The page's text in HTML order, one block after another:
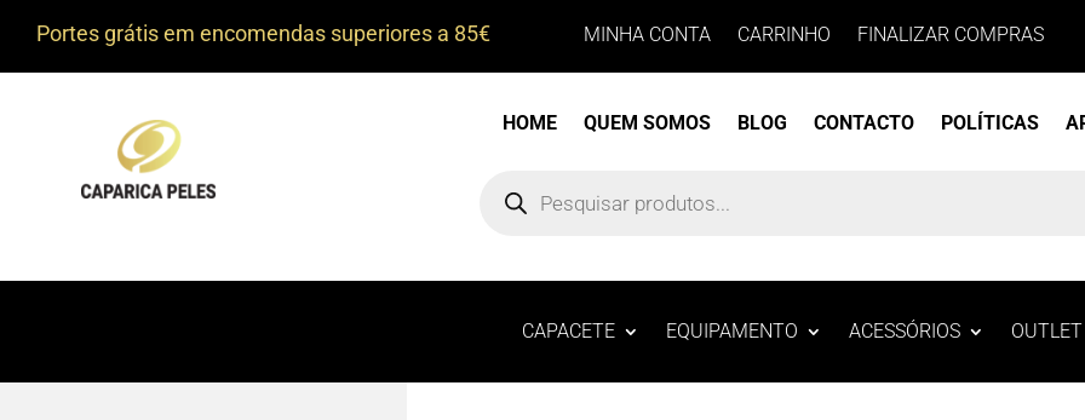
Portes grátis em encomendas superiores a 85€ MINHA CONTA CARRINHO FINALIZAR COMPRAS
HOME QUEM SOMOS BLOG CONTACTO POLÍTICAS
search
CAPACETE EQUIPAMENTO ACESSÓRIOS OUTLET